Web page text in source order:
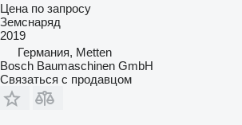
Цена по запросу
Земснаряд
2019
Германия, Metten
Bosch Baumaschinen GmbH
Связаться с продавцом